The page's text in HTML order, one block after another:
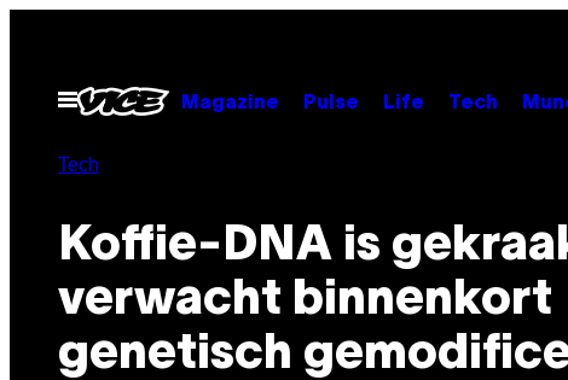
Open
menu
Magazine Pulse Life Tech
Tech
Koffie-DNA is
verwacht binnenkort
genetisch